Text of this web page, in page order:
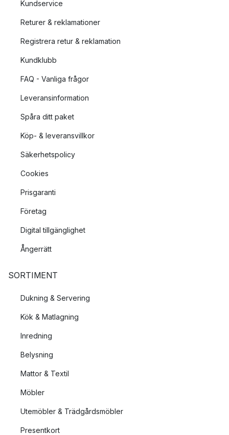
Kundservice
Returer & reklamationer
Registrera retur & reklamation
Kundklubb
FAQ - Vanliga frågor
Leveransinformation
Spåra ditt paket
Köp- & leveransvillkor
Säkerhetspolicy
Cookies
Prisgaranti
Företag
Digital tillgänglighet
Ångerrätt
SORTIMENT
Dukning & Servering
Kök & Matlagning
Inredning
Belysning
Mattor & Textil
Möbler
Utemöbler & Trädgårdsmöbler
Presentkort